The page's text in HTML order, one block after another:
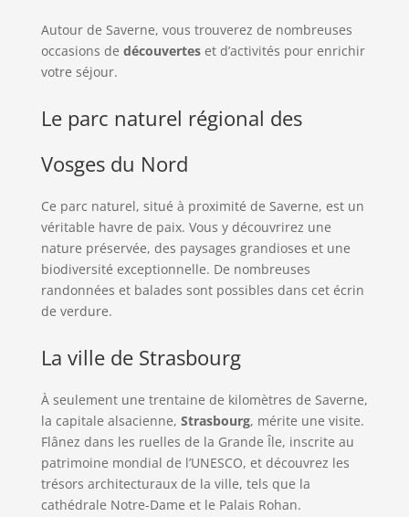
Autour de Saverne, vous trouverez de nombreuses
occasions de découverteset d’activités pour enrichir
votre séjour.
Le parc naturel régional des
Vosges du Nord
Ce parc naturel, situé à proximité de Saverne, est un
véritable havre de paix. Vous y découvrirez une
nature préservée, des paysages grandioses et une
biodiversité exceptionnelle. De nombreuses
randonnées et balades sont possibles dans cet écrin
de verdure.
La ville de Strasbourg
À seulement une trentaine de kilomètres de Saverne,
la capitale alsacienne, Strasbourg, mérite une visite.
Flânez dans les ruelles de la Grande Île, inscrite au
patrimoine mondial de l’UNESCO, et découvrez les
trésors architecturaux de la ville, tels que la
cathédrale Notre-Dame et le Palais Rohan.